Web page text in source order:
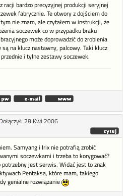
bardzo precyzyjnej produkcji seryjnej
fabrycznie. Te otwory z dojściem do
nie znam, ale czytałem w instrukcji, że
soczewek co w przypadku braku
może doprowadzić do zrobienia
na klucz nastawny, palcowy. Taki klucz
i tylne zestawy soczewek.
Dołączył: 28 Kwi 2006
Samyang i Irix nie potrafią zrobić
soczewkami i trzeba to korygować?
potrzebny jest serwis. Widać jest to znak
Pentaksa, które mam, takiego
genialne rozwiązanie